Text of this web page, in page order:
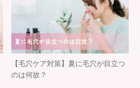
【毛穴ケア対策】夏に毛穴が目立つ
のは何故？